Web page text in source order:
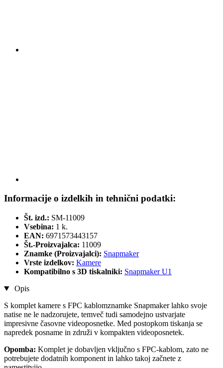
Informacije o izdelkih in tehnični podatki:
Št. izd.: SM-11009
Vsebina: 1 k.
EAN: 6971573443157
Št.-Proizvajalca: 11009
Znamke (Proizvajalci): Snapmaker
Vrste izdelkov: Kamere
Kompatibilno s 3D tiskalniki: Snapmaker U1
Opis
S komplet kamere s FPC kablomznamke Snapmaker lahko svoje
natise ne le nadzorujete, temveč tudi samodejno ustvarjate
impresivne časovne videoposnetke. Med postopkom tiskanja se
napredek posname in združi v kompakten videoposnetek.
Opomba: Komplet je dobavljen vključno s FPC-kablom, zato ne
potrebujete dodatnih komponent in lahko takoj začnete z